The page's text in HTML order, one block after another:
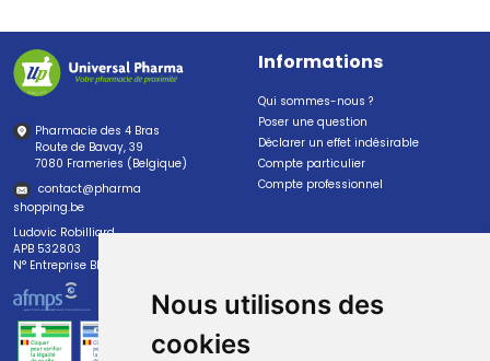
Nous utilisons des
cookies
Pharmacie des 4 Bras
Route de Bavay, 39
7080 Frameries (Belgique)
contact@pharma
shopping.be
Ludovic Robilliard
APB 532803
N° Entreprise BE0447.382.113
Informations
Qui sommes-nous ?
Poser une question
Déclarer un effet indésirable
Compte particulier
Compte professionnel